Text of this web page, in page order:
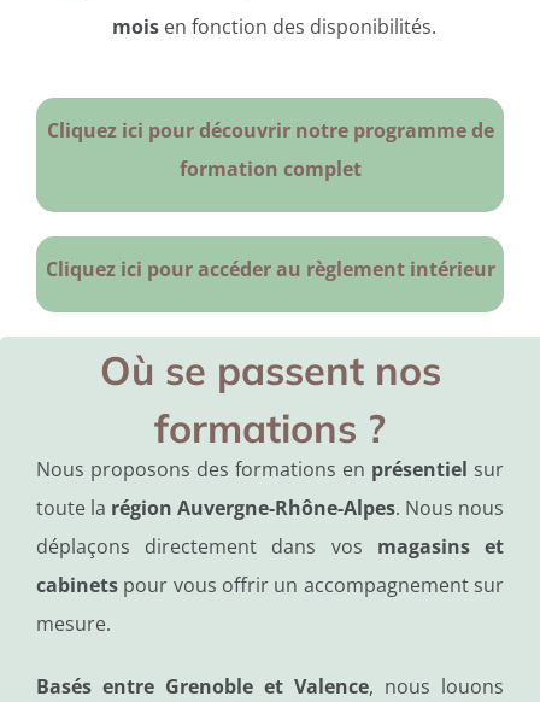
mois en fonction des disponibilités.
Cliquez ici pour découvrir notre programme de
formation complet
Cliquez ici pour accéder au règlement intérieur
Où se passent nos
formations ?
Nous proposons des formations en présentiel sur
toute la région Auvergne-Rhône-Alpes. Nous nous
déplaçons directement dans vos magasins et
cabinetspour vous offrir un accompagnement sur
mesure.
Basés entre Grenoble et Valence, nous louons